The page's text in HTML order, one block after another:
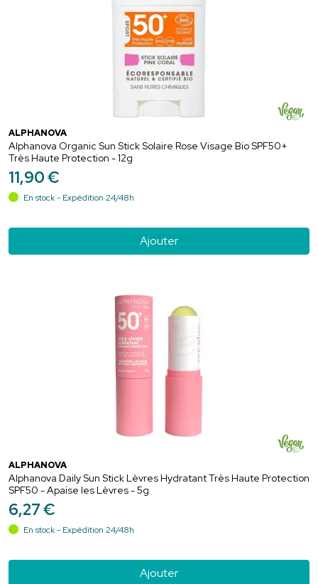
ALPHANOVA
Alphanova Organic Sun Stick Solaire Rose Visage Bio SPF50+
Très Haute Protection - 12g
11,90€
En stock - Expédition 24/48h
Ajouter
ALPHANOVA
Alphanova Daily Sun Stick Lèvres Hydratant Très Haute Protection
SPF50 - Apaise les Lèvres - 5g
6,27€
En stock - Expédition 24/48h
Ajouter